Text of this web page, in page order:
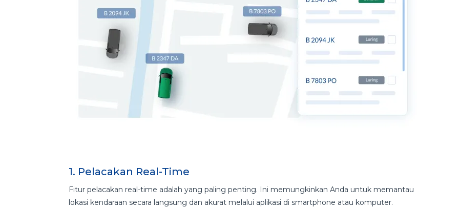
1. Pelacakan Real-Time
Fitur pelacakan real-time adalah yang paling penting. Ini memungkinkan Anda untuk memantau
lokasi kendaraan secara langsung dan akurat melalui aplikasi di smartphone atau komputer.